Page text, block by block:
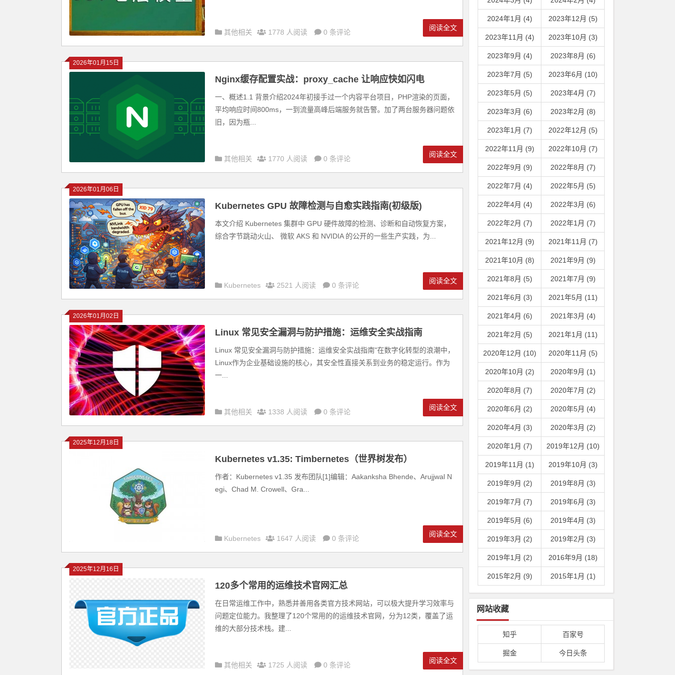
其他相关 1778 人阅读 0 条评论
阅读全文
2026年01月15日
Nginx缓存配置实战：proxy_cache 让响应快如闪电
一、概述1.1 背景介绍2024年初接手过一个内容平台项目，PHP渲染的页面，
平均响应时间800ms，一到流量高峰后端服务就告警。加了两台服务器问题依
旧，因为瓶...
其他相关 1770 人阅读 0 条评论
阅读全文
2026年01月06日
Kubernetes GPU 故障检测与自愈实践指南(初级版)
本文介绍 Kubernetes 集群中 GPU 硬件故障的检测、诊断和自动恢复方案，
综合字节跳动火山、 微软 AKS 和 NVIDIA 的公开的一些生产实践，为...
Kubernetes 2521 人阅读 0 条评论
阅读全文
2026年01月02日
Linux 常见安全漏洞与防护措施：运维安全实战指南
Linux 常见安全漏洞与防护措施：运维安全实战指南"在数字化转型的浪潮中，
Linux作为企业基础设施的核心，其安全性直接关系到业务的稳定运行。作为
一...
其他相关 1338 人阅读 0 条评论
阅读全文
2025年12月18日
Kubernetes v1.35: Timbernetes（世界树发布）
作者：Kubernetes v1.35 发布团队[1]编辑：Aakanksha Bhende、Arujjwal N
egi、Chad M. Crowell、Gra...
Kubernetes 1647 人阅读 0 条评论
阅读全文
2025年12月16日
120多个常用的运维技术官网汇总
在日常运维工作中，熟悉并善用各类官方技术网站，可以极大提升学习效率与
问题定位能力。我整理了120个常用的的运维技术官网，分为12类，覆盖了运
维的大部分技术栈。建...
其他相关 1725 人阅读 0 条评论
阅读全文
2024年1月 (4) 2023年12月 (5)
2023年11月 (4) 2023年10月 (3)
2023年9月 (4) 2023年8月 (6)
2023年7月 (5) 2023年6月 (10)
2023年5月 (5) 2023年4月 (7)
2023年3月 (6) 2023年2月 (8)
2023年1月 (7) 2022年12月 (5)
2022年11月 (9) 2022年10月 (7)
2022年9月 (9) 2022年8月 (7)
2022年7月 (4) 2022年5月 (5)
2022年4月 (4) 2022年3月 (6)
2022年2月 (7) 2022年1月 (7)
2021年12月 (9) 2021年11月 (7)
2021年10月 (8) 2021年9月 (9)
2021年8月 (5) 2021年7月 (9)
2021年6月 (3) 2021年5月 (11)
2021年4月 (6) 2021年3月 (4)
2021年2月 (5) 2021年1月 (11)
2020年12月 (10) 2020年11月 (5)
2020年10月 (2) 2020年9月 (1)
2020年8月 (7) 2020年7月 (2)
2020年6月 (2) 2020年5月 (4)
2020年4月 (3) 2020年3月 (2)
2020年1月 (7) 2019年12月 (10)
2019年11月 (1) 2019年10月 (3)
2019年9月 (2) 2019年8月 (3)
2019年7月 (7) 2019年6月 (3)
2019年5月 (6) 2019年4月 (3)
2019年3月 (2) 2019年2月 (3)
2019年1月 (2) 2016年9月 (18)
2015年2月 (9) 2015年1月 (1)
网站收藏
知乎 百家号
掘金 今日头条